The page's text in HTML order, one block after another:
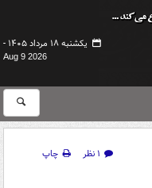
یکشنبه ۱۸ مرداد ۱۴۰۵ -
Aug 9 2026
۱ نظر
چاپ